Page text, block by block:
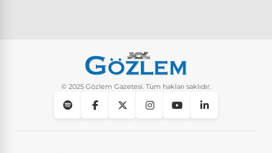
Instagram’da keşfet nasıl temizlenir?
© 2025 Gözlem Gazetesi. Tüm hakları saklıdır.